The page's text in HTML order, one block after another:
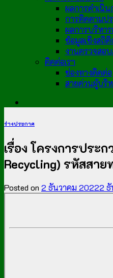
ผลการดำเนิน
การติดตามป
ผลการบริหา
ข้อมูลเชิงสถิ
งานตรวจสอ
ติดต่อเรา
ช่องทางติดต่อ
สายด่วนผู้บริ
ร่างประกาศ
เรื่อง โครงการประ
Recycling) รหัสสา
Posted on 2 ธันวาคม 20222